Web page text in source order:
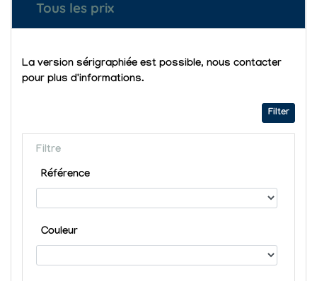
Tous les prix
La version sérigraphiée est possible, nous contacter
pour plus d'informations.
Filter
Filtre
Référence
Couleur